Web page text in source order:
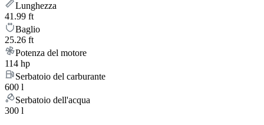
Lunghezza
41.99 ft
Baglio
25.26 ft
Potenza del motore
114 hp
Serbatoio del carburante
600 l
Serbatoio dell'acqua
300 l